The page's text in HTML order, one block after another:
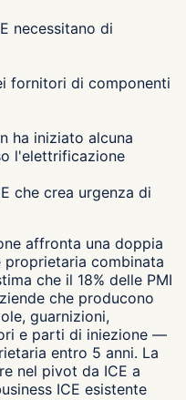
necessitano di
fornitori di componenti
ha iniziato alcuna
l'elettrificazione
che crea urgenza di
affronta una doppia
proprietaria combinata
che il 18% delle PMI
che producono
guarnizioni,
e parti di iniezione —
entro 5 anni. La
nel pivot da ICE a
ICE esistente